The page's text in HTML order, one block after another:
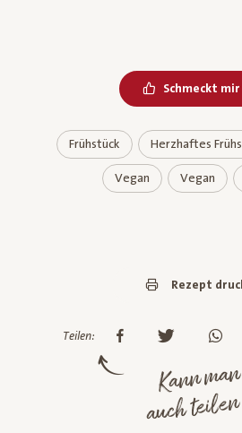
Schmeckt mir
Frühstück Herzhaftes
Vegan Vegan
Rezept
Teilen:
Kann man
auch